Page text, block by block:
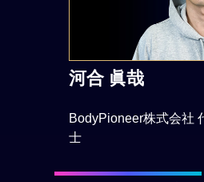
河合 眞哉
BodyPioneer株式会社
士